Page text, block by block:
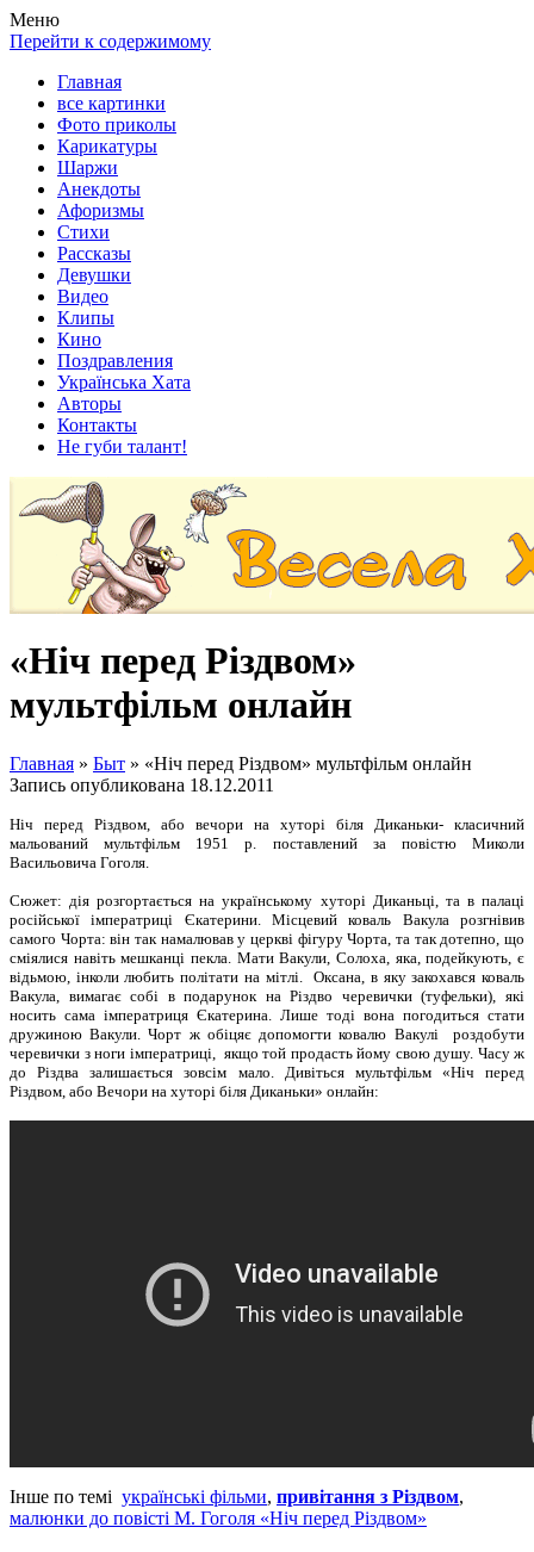
Весела хата — прикольные картинки, смешные истории,
клипы!
Покажем всем ваши фото приколы, карикатуры, шаржи, стихи,
рассказы, видео и песни!
Меню
Перейти к содержимому
Главная
все картинки
Фото приколы
Карикатуры
Шаржи
Анекдоты
Афоризмы
Стихи
Рассказы
Девушки
Видео
Клипы
Кино
Поздравления
Українська Хата
Авторы
Контакты
Не губи талант!
«Ніч перед Різдвом»
мультфільм онлайн
Главная » Быт » «Ніч перед Різдвом» мультфільм онлайн
Запись опубликована 18.12.2011
Ніч перед Різдвом, або вечори на хуторі біля Диканьки- класичний
мальований мультфільм 1951 р. поставлений за повістю Миколи
Васильовича Гоголя.
Сюжет: дія розгортається на українському хуторі Диканьці, та в палаці
російської імператриці Єкатерини. Місцевий коваль Вакула розгнівив
самого Чорта: він так намалював у церкві фігуру Чорта, та так дотепно, що
сміялися навіть мешканці пекла. Мати Вакули, Солоха, яка, подейкують, є
відьмою, інколи любить політати на мітлі. Оксана, в яку закохався коваль
Вакула, вимагає собі в подарунок на Різдво черевички (туфельки), які
носить сама імператриця Єкатерина. Лише тоді вона погодиться стати
дружиною Вакули. Чорт ж обіцяє допомогти ковалю Вакулі роздобути
черевички з ноги імператриці, якщо той продасть йому свою душу. Часу ж
до Різдва залишається зовсім мало. Дивіться мультфільм «Ніч перед
Різдвом, або Вечори на хуторі біля Диканьки» онлайн:
Інше по темі українські фільми, привітання з Різдвом,
малюнки до повісті М. Гоголя «Ніч перед Різдвом»